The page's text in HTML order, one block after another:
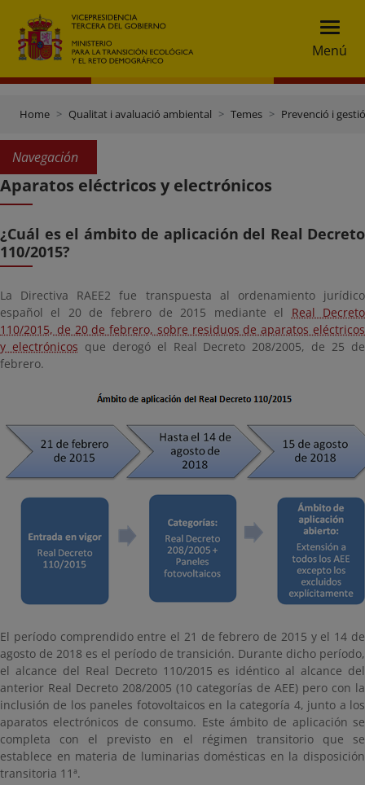
Menú
Home Qualitat i avaluació ambiental Temes Prevenció i
Navegación
Aparatos eléctricos y electrónicos
¿Cuál es el ámbito de aplicación del Real Decreto
110/2015?
La Directiva RAEE2 fue transpuesta al ordenamiento jurídico
español el 20 de febrero de 2015 mediante el Real Decreto
110/2015, de 20 de febrero, sobre residuos de aparatos eléctricos
y electrónicos que derogó el Real Decreto 208/2005, de 25 de
febrero.
El período comprendido entre el 21 de febrero de 2015 y el 14 de
agosto de 2018 es el período de transición. Durante dicho período,
el alcance del Real Decreto 110/2015 es idéntico al alcance del
anterior Real Decreto 208/2005 (10 categorías de AEE) pero con la
inclusión de los paneles fotovoltaicos en la categoría 4, junto a los
aparatos electrónicos de consumo. Este ámbito de aplicación se
completa con el previsto en el régimen transitorio que se
establece en materia de luminarias domésticas en la disposición
transitoria 11ª.